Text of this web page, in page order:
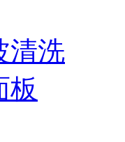
清洗
板